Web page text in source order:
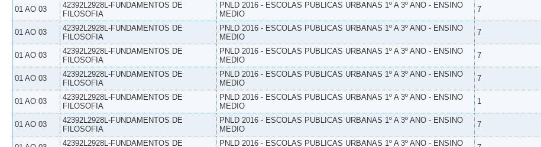
01 AO 03
42392L2928L-FUNDAMENTOS DE
FILOSOFIA
PNLD 2016 - ESCOLAS PUBLICAS URBANAS 1º A 3º ANO - ENSINO
MEDIO
7
01 AO 03
42392L2928L-FUNDAMENTOS DE
FILOSOFIA
PNLD 2016 - ESCOLAS PUBLICAS URBANAS 1º A 3º ANO - ENSINO
MEDIO
7
01 AO 03
42392L2928L-FUNDAMENTOS DE
FILOSOFIA
PNLD 2016 - ESCOLAS PUBLICAS URBANAS 1º A 3º ANO - ENSINO
MEDIO
7
01 AO 03
42392L2928L-FUNDAMENTOS DE
FILOSOFIA
PNLD 2016 - ESCOLAS PUBLICAS URBANAS 1º A 3º ANO - ENSINO
MEDIO
7
01 AO 03
42392L2928L-FUNDAMENTOS DE
FILOSOFIA
PNLD 2016 - ESCOLAS PUBLICAS URBANAS 1º A 3º ANO - ENSINO
MEDIO
1
01 AO 03
42392L2928L-FUNDAMENTOS DE
FILOSOFIA
PNLD 2016 - ESCOLAS PUBLICAS URBANAS 1º A 3º ANO - ENSINO
MEDIO
7
42392L2928L-FUNDAMENTOS DE
PNLD 2016 - ESCOLAS PUBLICAS URBANAS 1º A 3º ANO - ENSINO